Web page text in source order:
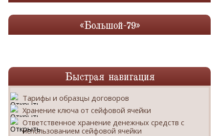
«Большой-79»
Быстрая навигация
Тарифы и образцы договоров
Хранение ключа от сейфовой ячейки
Ответственное хранение денежных средств с
использованием сейфовой ячейки